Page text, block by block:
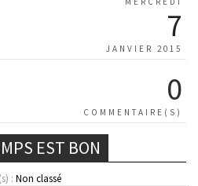
7
JANVIER 2015
0
COMMENTAIRE(S)
EST BON
: Non classé